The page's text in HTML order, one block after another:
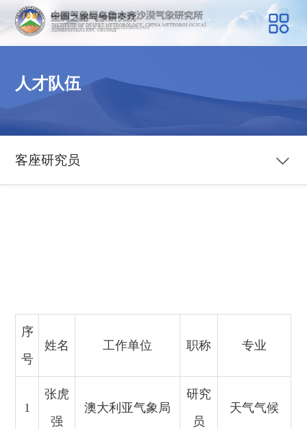
人才队伍
客座研究员
序
号
姓名 工作单位 职称 专业
1
张虎
强
澳大利亚气象局
研究
员
天气气候